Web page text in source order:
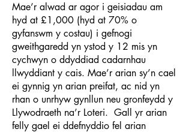
Mae’r alwad ar agor i geisiadau am
hyd at £1,000 (hyd at 70% o
gyfanswm y costau) i gefnogi
gweithgaredd yn ystod y 12 mis yn
cychwyn o ddyddiad cadarnhau
llwyddiant y cais. Mae’r arian sy’n cael
ei gynnig yn arian preifat, ac nid yn
rhan o unrhyw gynllun neu gronfeydd y
Llywodraeth na’r Loteri. Gall yr arian
felly gael ei ddefnyddio fel arian